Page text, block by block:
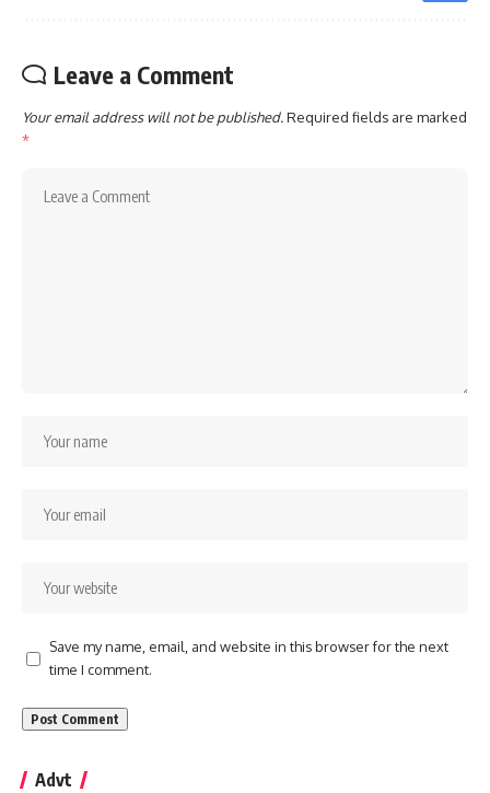
Leave a Comment
Your email address will not be published.Required fields are marked
*
Save my name, email, and website in this browser for the next
time I comment.
Advt